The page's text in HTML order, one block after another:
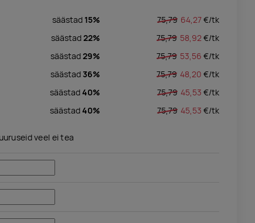
säästad 15% 75,79 64,27€/tk
säästad 22% 75,79 58,92 €/tk
säästad 29% 75,79 53,56 €/tk
säästad 36% 75,79 48,20 €/tk
säästad40% 75,79 45,53 €/tk
säästad40% 75,79 45,53 €/tk
veel ei tea